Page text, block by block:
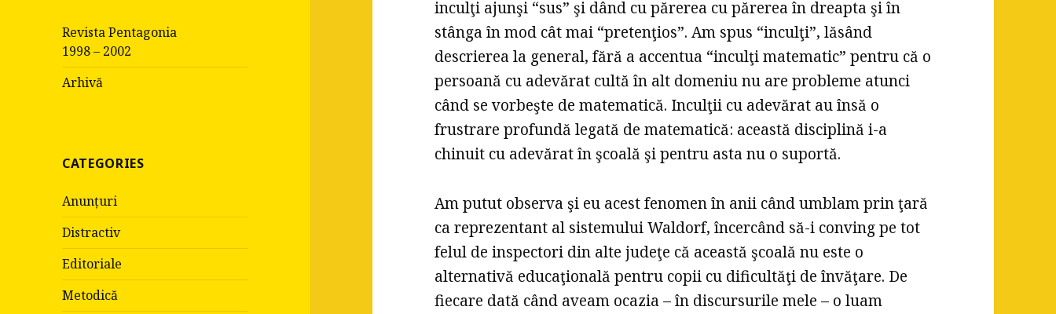
h
f
o
r
Revista Pentagonia
1998 – 2002
Arhivă
CATEGORIES
Anunțuri
Distractiv
Editoriale
Metodică
inculţi ajunşi “sus” şi dând cu părerea cu părerea în dreapta şi în
stânga în mod cât mai “pretenţios”. Am spus “inculţi”, lăsând
descrierea la general, fără a accentua “inculţi matematic” pentru că o
persoană cu adevărat cultă în alt domeniu nu are probleme atunci
când se vorbeşte de matematică. Inculţii cu adevărat au însă o
frustrare profundă legată de matematică: această disciplină i-a
chinuit cu adevărat în şcoală şi pentru asta nu o suportă.
Am putut observa şi eu acest fenomen în anii când umblam prin ţară
ca reprezentant al sistemului Waldorf, încercând să-i conving pe tot
felul de inspectori din alte judeţe că această şcoală nu este o
alternativă educaţională pentru copii cu dificultăţi de învăţare. De
fiecare dată când aveam ocazia – în discursurile mele – o luam